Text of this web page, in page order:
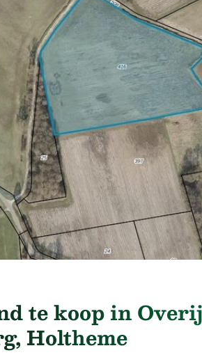
te koop in
Holtheme